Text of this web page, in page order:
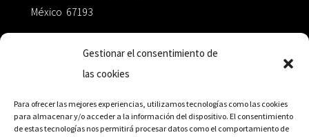
Gestionar el consentimiento de
las cookies
Para ofrecer las mejores experiencias, utilizamos tecnologías como las cookies
para almacenar y/o acceder a la información del dispositivo. El consentimiento
de estas tecnologías nos permitirá procesar datos como el comportamiento de
México 67193
+52 811.499.5638
RED DE DISTRIBUCIÓN